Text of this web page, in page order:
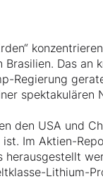
Das an
Regierung
spektakulären
den USA und
Im Aktien-
Lithium-